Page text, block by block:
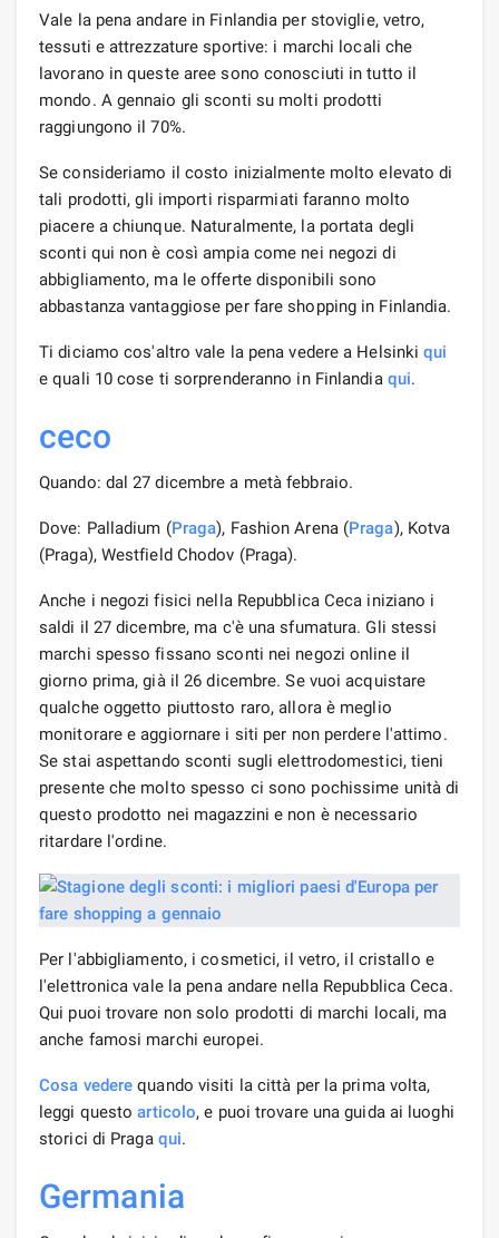
Vale la pena andare in Finlandia per stoviglie, vetro,
tessuti e attrezzature sportive: i marchi locali che
lavorano in queste aree sono conosciuti in tutto il
mondo. A gennaio gli sconti su molti prodotti
raggiungono il 70%.
Se consideriamo il costo inizialmente molto elevato di
tali prodotti, gli importi risparmiati faranno molto
piacere a chiunque. Naturalmente, la portata degli
sconti qui non è così ampia come nei negozi di
abbigliamento, ma le offerte disponibili sono
abbastanza vantaggiose per fare shopping in Finlandia.
Ti diciamo cos'altro vale la pena vedere a Helsinkiqui
e quali 10 cose ti sorprenderanno in Finlandia qui.
ceco
Quando: dal 27 dicembre a metà febbraio.
Dove: Palladium (Praga), Fashion Arena (Praga), Kotva
(Praga), Westfield Chodov (Praga).
Anche i negozi fisici nella Repubblica Ceca iniziano i
saldi il 27 dicembre, ma c'è una sfumatura. Gli stessi
marchi spesso fissano sconti nei negozi online il
giorno prima, già il 26 dicembre. Se vuoi acquistare
qualche oggetto piuttosto raro, allora è meglio
monitorare e aggiornare i siti per non perdere l'attimo.
Se stai aspettando sconti sugli elettrodomestici, tieni
presente che molto spesso ci sono pochissime unità di
questo prodotto nei magazzini e non è necessario
ritardare l'ordine.
Per l'abbigliamento, i cosmetici, il vetro, il cristallo e
l'elettronica vale la pena andare nella Repubblica Ceca.
Qui puoi trovare non solo prodotti di marchi locali, ma
anche famosi marchi europei.
Cosa vedere quando visiti la città per la prima volta,
leggi questoarticolo, e puoi trovare una guida ai luoghi
storici di Praga qui.
Germania